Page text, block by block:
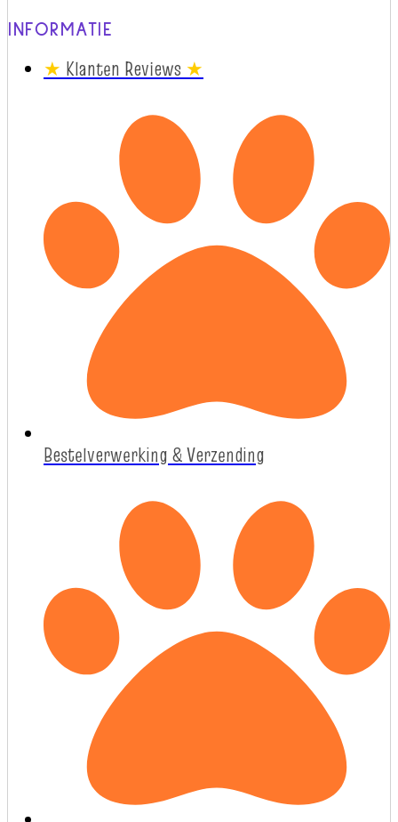
INFORMATIE
★ Klanten Reviews ★
Bestelverwerking & Verzending